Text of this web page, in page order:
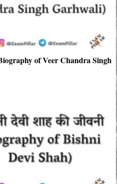
of Veer Chandra Singh